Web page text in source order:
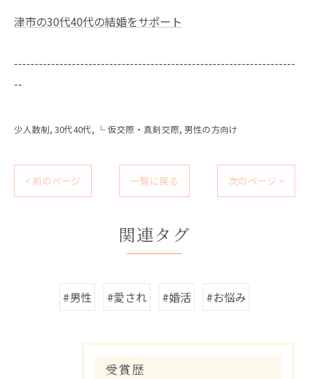
津市の30代40代の結婚をサポート
--------------------------------------------------------------------
--
少人数制 30代40代 └ 仮交際・真剣交際 男性の方向け
< 前のページ 一覧に戻る 次のページ >
関連タグ
#男性 #愛され #婚活 #お悩み
受賞歴